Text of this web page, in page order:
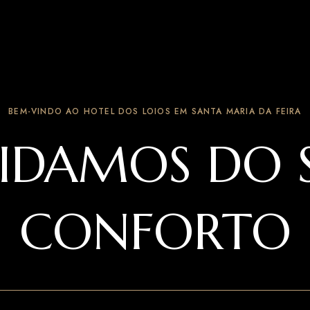
BEM-VINDO AO HOTEL DOS LOIOS EM SANTA MARIA DA FEIRA
DO
CONFORTO